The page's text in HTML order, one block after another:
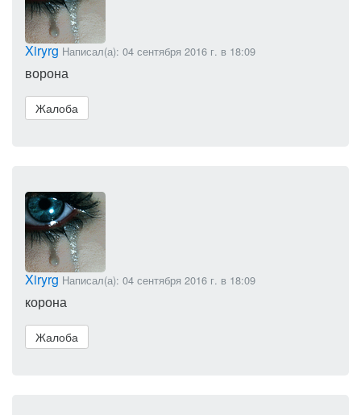
Xiryrg Написал(а): 04 сентября 2016 г. в 18:09
ворона
Жалоба
Xiryrg Написал(а): 04 сентября 2016 г. в 18:09
корона
Жалоба